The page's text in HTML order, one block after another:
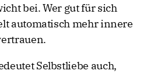
bei. Wer gut für sich
automatisch mehr innere
Selbstliebe auch,